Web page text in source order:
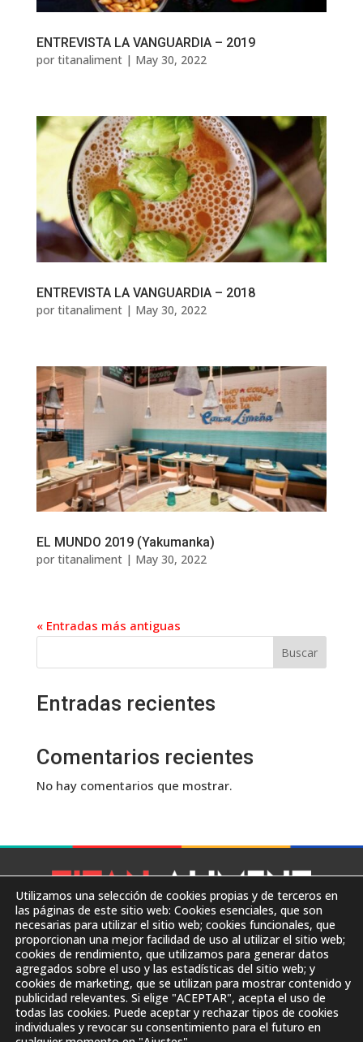
ENTREVISTA LA VANGUARDIA – 2019
por titanaliment| May 30, 2022
ENTREVISTA LA VANGUARDIA – 2018
por titanaliment| May 30, 2022
EL MUNDO 2019 (Yakumanka)
por titanaliment| May 30, 2022
« Entradas más antiguas
Buscar
Entradas recientes
Comentarios recientes
No hay comentarios que mostrar.
Carrer Zona Franca, F 24
08040 Barcelona
+34 605 42 09 49
info@titanaliment.com
Aviso Legal

Utilizamos una selección de cookies propias y de terceros en
las páginas de este sitio web: Cookies esenciales, que son
necesarias para utilizar el sitio web; cookies funcionales, que
proporcionan una mejor facilidad de uso al utilizar el sitio web;
cookies de rendimiento, que utilizamos para generar datos
agregados sobre el uso y las estadísticas del sitio web; y
cookies de marketing, que se utilizan para mostrar contenido y
publicidad relevantes. Si elige "ACEPTAR", acepta el uso de
todas las cookies. Puede aceptar y rechazar tipos de cookies
individuales y revocar su consentimiento para el futuro en